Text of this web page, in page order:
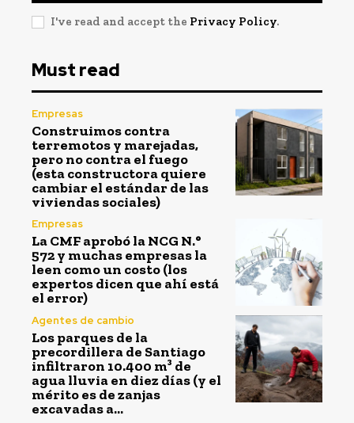
I've read and accept the Privacy Policy.
Must read
Empresas
Construimos contra
terremotos y marejadas,
pero no contra el fuego
(esta constructora quiere
cambiar el estándar de las
viviendas sociales)
Empresas
La CMF aprobó la NCG N.°
572 y muchas empresas la
leen como un costo (los
expertos dicen que ahí está
el error)
Agentes de cambio
Los parques de la
precordillera de Santiago
infiltraron 10.400 m³ de
agua lluvia en diez días (y el
mérito es de zanjas
excavadas a...